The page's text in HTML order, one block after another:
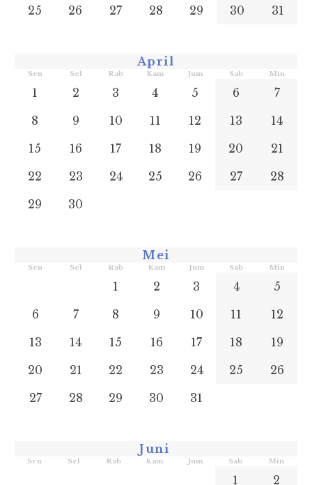
25
26 27 28 29 30 31
April
Sen Sel Rab Kam Jum Sab Min
1 2 3 4 5 6
7
8
9 10 11 12 13
14
15
16 17 18 19 20
21
22
23 24 25 26 27
28
29
30
Mei
Sen Sel Rab Kam Jum Sab Min
1 2 3 4
5
6
7 8 9 10 11
12
13
14 15 16 17 18
19
20
21 22 23 24 25
26
27
28 29 30 31
Juni
Sen Sel Rab Kam Jum Sab Min
1
2